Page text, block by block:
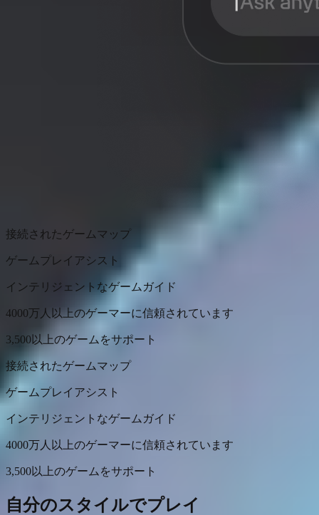
接続されたゲームマップ
ゲームプレイアシスト
インテリジェントなゲームガイド
4000万人以上のゲーマーに信頼されています
3,500以上のゲームをサポート
接続されたゲームマップ
ゲームプレイアシスト
インテリジェントなゲームガイド
4000万人以上のゲーマーに信頼されています
3,500以上のゲームをサポート
自分のスタイルでプレイ